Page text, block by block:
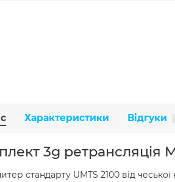
Характеристики Відгуки
3g ретрансляція
стандарту UMTS 2100 від